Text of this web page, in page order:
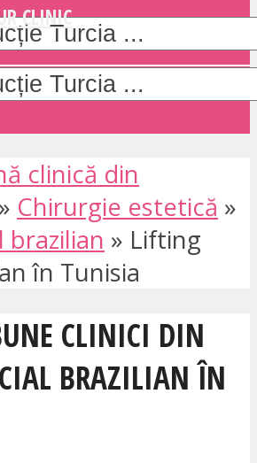
CLINIC
clinică din
» Chirurgie estetică »
brazilian » Lifting
în Tunisia
CLINICI DIN
BRAZILIAN ÎN